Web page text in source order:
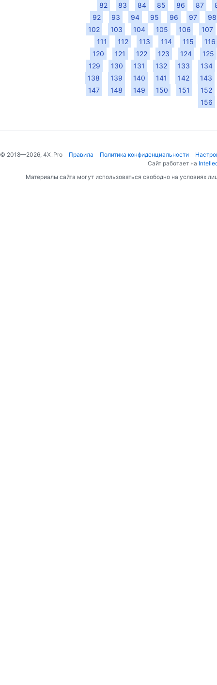
82
83 84 85 86 87
92
93 94 95 96 97
98
102
103 104 105 106
107
111
112 113 114 115
116
120
121 122 123 124
125
129
130 131 132 133
134
138
139 140 141 142
143
147
148 149 150 151
152
156
© 2018—2026, 4X_Pro Правила Политика конфиденциальности
Сайт работает на
Материалы сайта могут использоваться свободно на условиях